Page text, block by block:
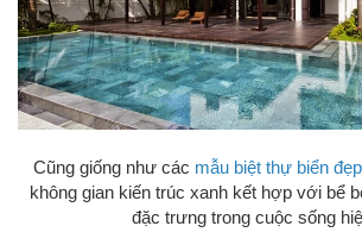
Cũng giống như các mẫu biệt thự biển đẹp
không gian kiến trúc xanh kết hợp với bể
đặc trưng trong cuộc sống